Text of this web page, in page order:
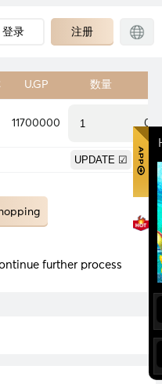
登录 注册
U.GP 数量
11700000
further process